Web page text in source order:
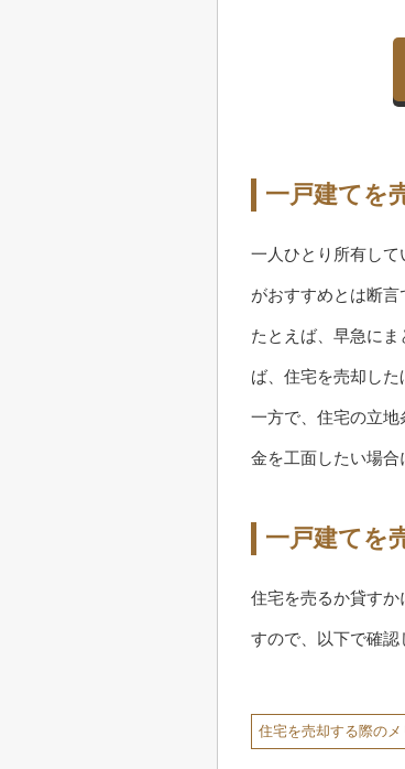
一戸建てを
一人ひとり所有し
がおすすめとは断言
たとえば、早急に
ば、住宅を売却した
一方で、住宅の立
金を工面したい場合
一戸建てを
住宅を売るか貸す
すので、以下で確認
住宅を売却する際の